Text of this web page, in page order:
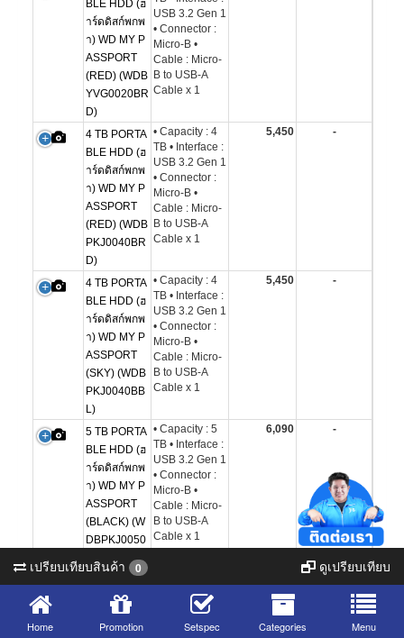
BLE HDD (ฮ
าร์ดดิสก์พกพ
า) WD MY P
ASSPORT
(RED) (WDB
YVG0020BR
D)
USB 3.2 Gen 1
• Connector :
Micro-B •
Cable : Micro-
B to USB-A
Cable x 1
4 TB PORTA
BLE HDD (ฮ
าร์ดดิสก์พกพ
า) WD MY P
ASSPORT
(RED) (WDB
PKJ0040BR
D)
• Capacity : 4
TB • Interface :
USB 3.2 Gen 1
• Connector :
Micro-B •
Cable : Micro-
B to USB-A
Cable x 1
5,450 -
4 TB PORTA
BLE HDD (ฮ
าร์ดดิสก์พกพ
า) WD MY P
ASSPORT
(SKY) (WDB
PKJ0040BB
L)
• Capacity : 4
TB • Interface :
USB 3.2 Gen 1
• Connector :
Micro-B •
Cable : Micro-
B to USB-A
Cable x 1
5,450 -
5 TB PORTA
BLE HDD (ฮ
าร์ดดิสก์พกพ
า) WD MY P
ASSPORT
(BLACK) (W
DBPKJ0050
• Capacity : 5
TB • Interface :
USB 3.2 Gen 1
• Connector :
Micro-B •
Cable : Micro-
B to USB-A
Cable x 1
6,090 -
BLE HDD (ฮ
าร์ดดิสก์พกพ
า) WD MY P
TB • Interface :
USB 3.0 •
Connector :
เปรียบเทียบสินค้า 0 ดูเปรียบเทียบ
Home Promotion Setspec Categories Menu